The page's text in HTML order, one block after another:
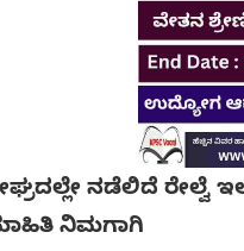
ನಡೆಲಿದೆ ರೇಲ್ವೆ
ನಿಮಗಾಗಿ